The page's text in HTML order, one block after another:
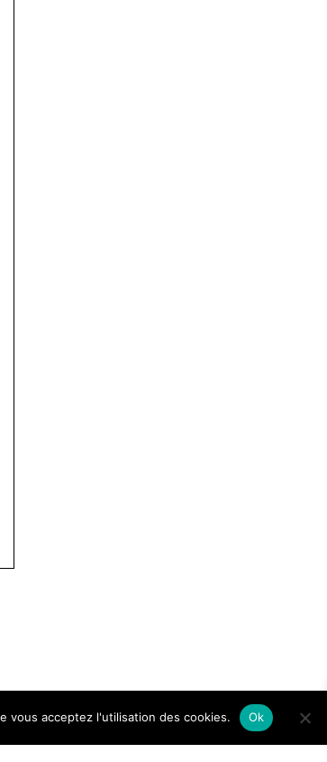
vous acceptez l'utilisation des cookies. Ok